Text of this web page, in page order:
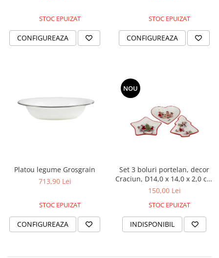
STOC EPUIZAT
CONFIGUREAZA
STOC EPUIZAT
CONFIGUREAZA
Platou legume Grosgrain
713,90 Lei
STOC EPUIZAT
CONFIGUREAZA
NOU
Set 3 boluri portelan, decor
Craciun, D14,0 x 14,0 x 2,0 cm
fiecare
150,00 Lei
STOC EPUIZAT
INDISPONIBIL